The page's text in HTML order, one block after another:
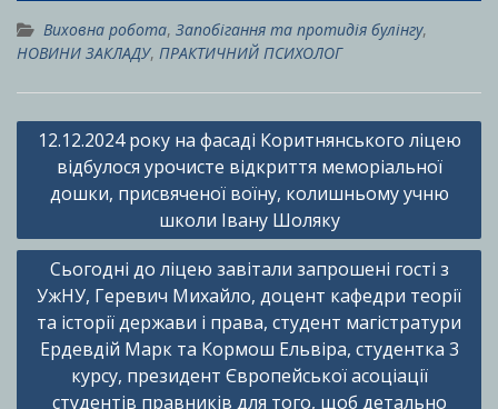
Виховна робота, Запобігання та протидія булінгу,
НОВИНИ ЗАКЛАДУ, ПРАКТИЧНИЙ ПСИХОЛОГ
Навігація
записів
12.12.2024 року на фасаді Коритнянського ліцею
відбулося урочисте відкриття меморіальної
дошки, присвяченої воїну, колишньому учню
школи Івану Шоляку
Сьогодні до ліцею завітали запрошені гості з
УжНУ, Геревич Михайло, доцент кафедри теорії
та історії держави і права, студент магістратури
Ердевдій Марк та Кормош Ельвіра, студентка 3
курсу, президент Європейської асоціації
студентів правників для того, щоб детально